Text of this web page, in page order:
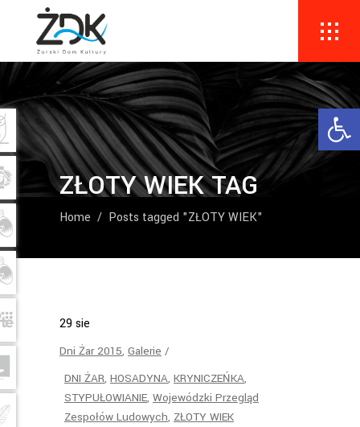
ZŁOTY WIEK TAG
Home / Posts tagged "ZŁOTY WIEK"
29sie
Dni Żar 2015, Galerie
DNI ŻAR, HOSADYNA, KRYNICZEŃKA,
STYPUŁOWIANIE, Wojewódzki Przegląd
Zespołów Ludowych, ZŁOTY WIEK